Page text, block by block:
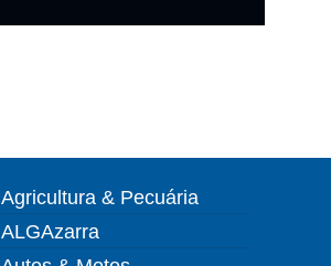
Agricultura & Pecuária
ALGAzarra